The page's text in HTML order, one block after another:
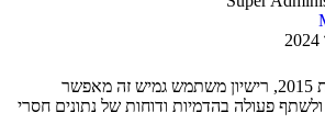
Power BI Pro: הוצג בשנת 2015, רישיון משתמש גמיש זה מאפשר
פעולה בהדמיות ודוחות של נתונים חסרי